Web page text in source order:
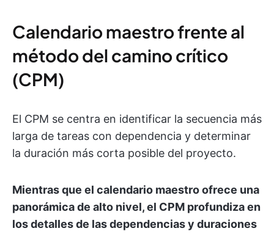
Calendario maestro frente al
método del camino crítico
(CPM)
El CPM se centra en identificar la secuencia más
larga de tareas con dependencia y determinar
la duración más corta posible del proyecto.
Mientras que el calendario maestro ofrece una
panorámica de alto nivel, el CPM profundiza en
los detalles de las dependencias y duraciones